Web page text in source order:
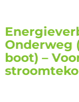
Onderweg
boot) –